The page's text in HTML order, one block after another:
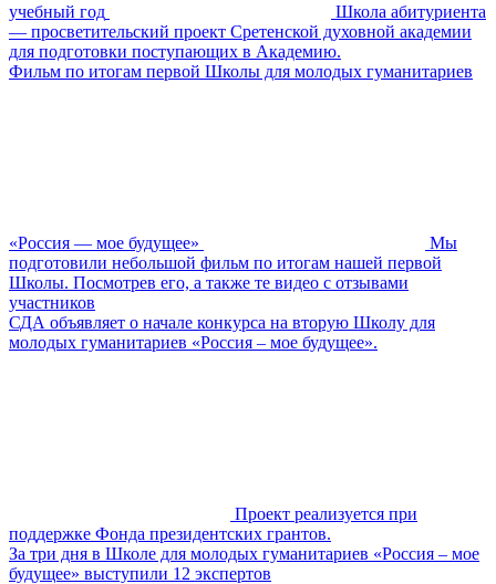
учебный год
Школа абитуриента
— просветительский проект Сретенской духовной академии
для подготовки поступающих в Академию.
Фильм по итогам первой Школы для молодых гуманитариев
«Россия — мое будущее»
Мы
подготовили небольшой фильм по итогам нашей первой
Школы. Посмотрев его, а также те видео с отзывами
участников
СДА объявляет о начале конкурса на вторую Школу для
молодых гуманитариев «Россия – мое будущее».
Проект реализуется при
поддержке Фонда президентских грантов.
За три дня в Школе для молодых гуманитариев «Россия – мое
будущее» выступили 12 экспертов